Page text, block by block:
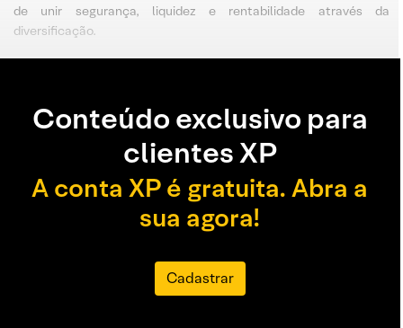
de unir segurança, liquidez e rentabilidade através da
diversificação.
Conteúdo exclusivo para
clientes XP
A conta XP é gratuita. Abra a
sua agora!
Cadastrar